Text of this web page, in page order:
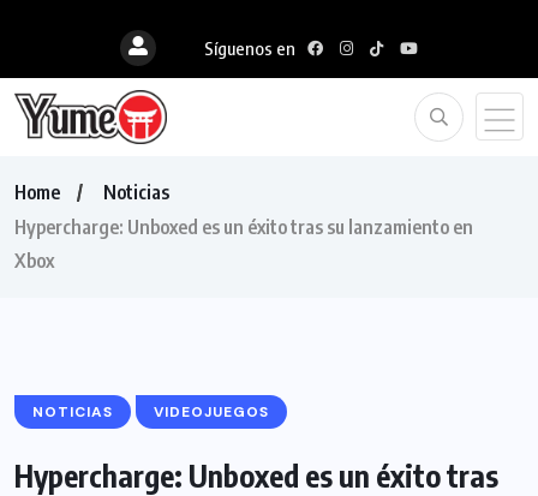
Síguenos en
Home
Noticias
Hypercharge: Unboxed es un éxito tras su lanzamiento en
Xbox
NOTICIAS VIDEOJUEGOS
Hypercharge: Unboxed es un éxito tras